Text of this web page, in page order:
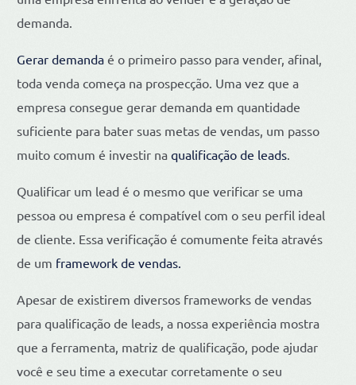
demanda.
Gerar demanda é o primeiro passo para vender, afinal,
toda venda começa na prospecção. Uma vez que a
empresa consegue gerar demanda em quantidade
suficiente para bater suas metas de vendas, um passo
muito comum é investir naqualificação de leads
Qualificar um lead é o mesmo que verificar se uma
pessoa ou empresa é compatível com o seu perfil ideal
de cliente. Essa verificação é comumente feita através
de um framework de vendas.
Apesar de existirem diversos frameworks de vendas
para qualificação de leads, a nossa experiência mostra
que a ferramenta, matriz de qualificação, pode ajudar
você e seu time a executar corretamente o seu